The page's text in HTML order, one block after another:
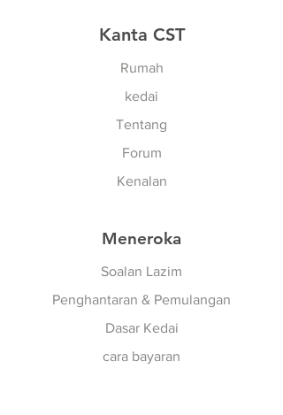
Kanta CST
Rumah
kedai
Tentang
Forum
Kenalan
Meneroka
Soalan Lazim
Penghantaran & Pemulangan
Dasar Kedai
cara bayaran